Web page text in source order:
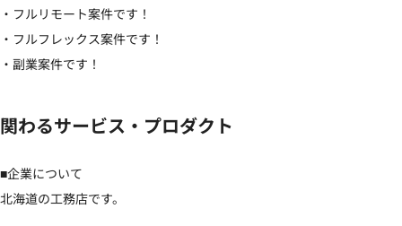
・フルリモート案件です！
・フルフレックス案件です！
・副業案件です！
関わるサービス・プロダクト
■企業について
北海道の工務店です。